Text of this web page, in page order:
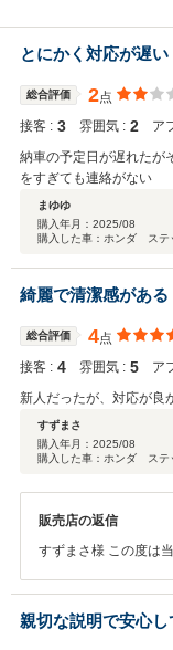
とにかく対応が遅い
総合評価 2点
接客 : 3 雰囲気 : 2 ア
納車の予定日が遅れたが
をすぎても連絡がない
まゆゆ
購入年月： 2025/08
購入した車：ホンダ ス
綺麗で清潔感がある
総合評価 4点
接客 : 4 雰囲気 : 5 ア
新人だったが、対応が良
すずまさ
購入年月： 2025/08
購入した車：ホンダ ス
販売店の返信
すずまさ様 この度は
ッフ一同大変うれし
の際は気軽にお声が
ご来店お待ちしてお
親切な説明で安心し